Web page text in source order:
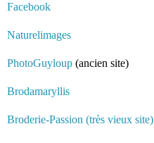
Facebook
Naturelimages
PhotoGuyloup (ancien site)
Brodamaryllis
Broderie-Passion (très vieux site)